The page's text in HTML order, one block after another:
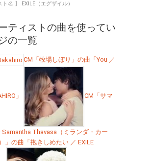
ト名 】 EXILE（エグザイル）
ティストの曲を使ってい
の一覧
CM「牧場しぼり」の曲「You ／
」 CM「サマ
Samantha Thavasa（ミランダ・カー
」の曲「抱きしめたい ／ EXILE